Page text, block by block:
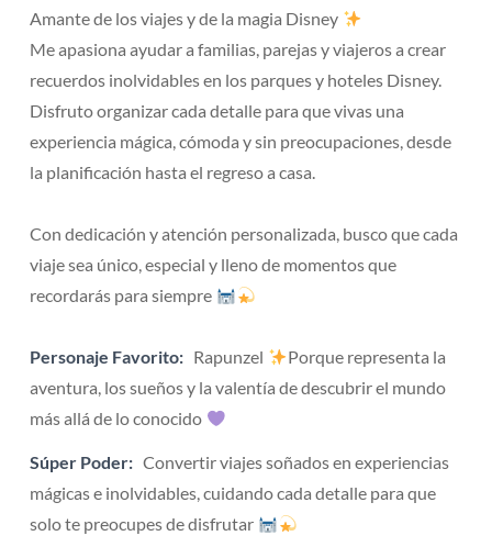
Amante de los viajes y de la magia Disney
Me apasiona ayudar a familias, parejas y viajeros a crear
recuerdos inolvidables en los parques y hoteles Disney.
Disfruto organizar cada detalle para que vivas una
experiencia mágica, cómoda y sin preocupaciones, desde
la planificación hasta el regreso a casa.
Con dedicación y atención personalizada, busco que cada
viaje sea único, especial y lleno de momentos que
recordarás para siempre
Personaje Favorito: Rapunzel
Porque representa la
aventura, los sueños y la valentía de descubrir el mundo
más allá de lo conocido
Súper Poder: Convertir viajes soñados en experiencias
mágicas e inolvidables, cuidando cada detalle para que
solo te preocupes de disfrutar